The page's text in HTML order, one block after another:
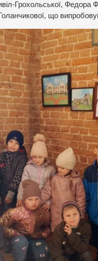
Грохольської,
що